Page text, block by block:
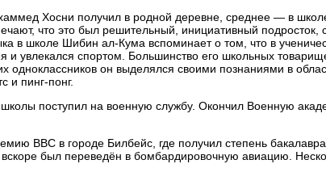
Хосни получил в родной деревне, среднее — в
что это был решительный, инициативный подросток,
в школе Шибин ал-Кума вспоминает о том, что в
увлекался спортом. Большинство его школьных
одноклассников он выделялся своими познаниями в
и пинг-понг.
поступил на военную службу. Окончил Военную
ВВС в городе Билбейс, где получил степень
был переведён в бомбардировочную авиацию.